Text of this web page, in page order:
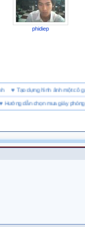
phidiep
♥Tạo dựng hình ảnh
dẫn chọn mua giày phòng